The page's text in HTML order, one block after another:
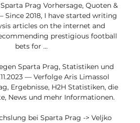
Prag Vorhersage, Quoten &
Since 2018, I have started writing
articles on the internet and
prestigious football
bets for ...
Sparta Prag, Statistiken und
— Verfolge Aris Limassol
Ergebnisse, H2H Statistiken, die
News und mehr Informationen.
bei Sparta Prag -> Veljko